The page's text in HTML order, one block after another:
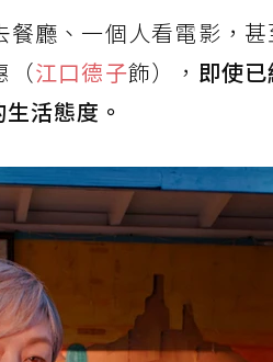
廳、一個人看電影，甚
（江口德子飾）， 即使
活態度。